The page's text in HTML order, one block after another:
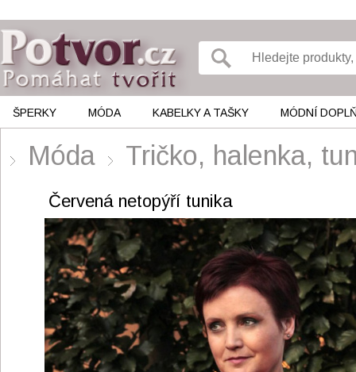
ŠPERKY MÓDA KABELKY A TAŠKY MÓDNÍ
Móda Tričko, halenka,
Červená netopýří tunika